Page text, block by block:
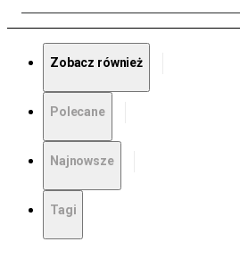
Zobacz również
Polecane
Najnowsze
Tagi